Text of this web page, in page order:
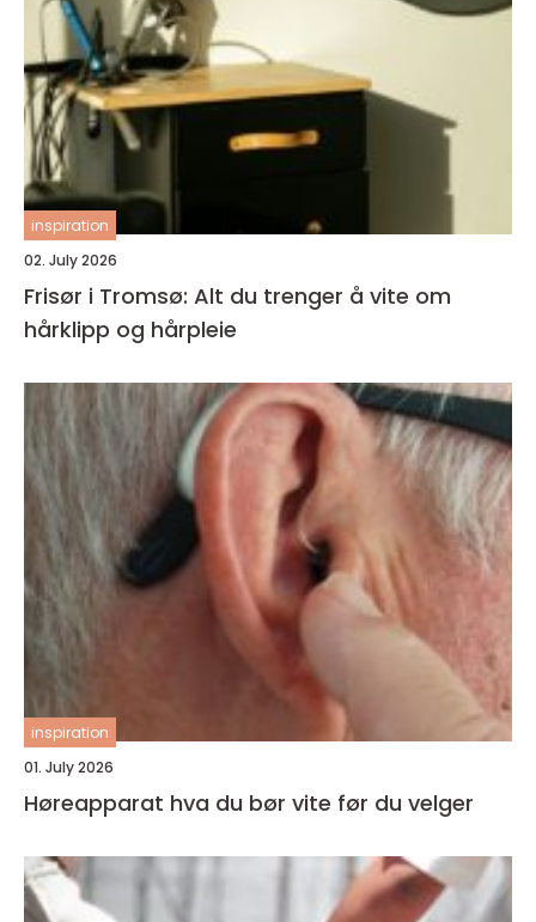
inspiration
02. July 2026
Frisør i Tromsø: Alt du trenger å vite om
hårklipp og hårpleie
inspiration
01. July 2026
Høreapparat hva du bør vite før du velger